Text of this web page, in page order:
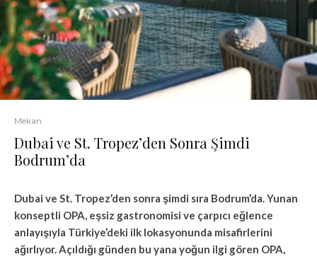
Mekan
Dubai ve St. Tropez’den Sonra Şimdi
Bodrum’da
Dubai ve St. Tropez’den sonra şimdi sıra Bodrum’da. Yunan
konseptli OPA, eşsiz gastronomisi ve çarpıcı eğlence
anlayışıyla Türkiye’deki ilk lokasyonunda misafirlerini
ağırlıyor. Açıldığı günden bu yana yoğun ilgi gören OPA,